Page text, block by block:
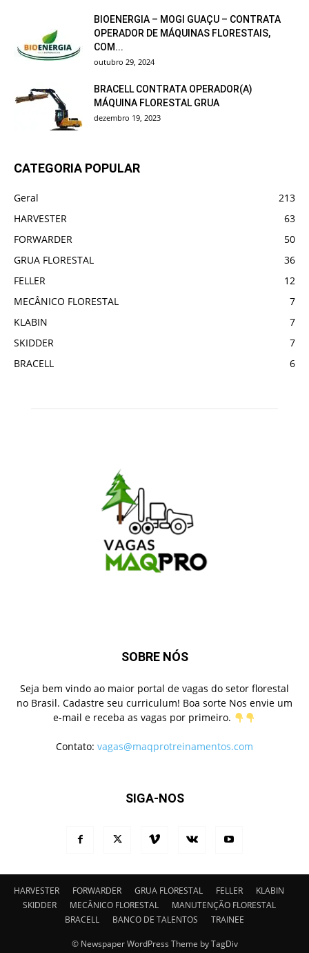
BIOENERGIA – MOGI GUAÇU – CONTRATA
OPERADOR DE MÁQUINAS FLORESTAIS,
COM...
outubro 29, 2024
BRACELL CONTRATA OPERADOR(A)
MÁQUINA FLORESTAL GRUA
dezembro 19, 2023
CATEGORIA POPULAR
Geral
213
HARVESTER
63
FORWARDER
50
GRUA FLORESTAL
36
FELLER
12
MECÂNICO FLORESTAL
7
KLABIN
7
SKIDDER
7
BRACELL
6
SOBRE NÓS
Seja bem vindo ao maior portal de vagas do setor florestal
no Brasil. Cadastre seu curriculum! Boa sorte Nos envie um
e-mail e receba as vagas por primeiro.
Contato: vagas@maqprotreinamentos.com
SIGA-NOS
HARVESTER FORWARDER GRUA FLORESTAL FELLER
KLABIN
SKIDDER
MECÂNICO FLORESTAL
MANUTENÇÃO FLORESTAL
BRACELL
BANCO DE TALENTOS TRAINEE
© Newspaper WordPress Theme by TagDiv